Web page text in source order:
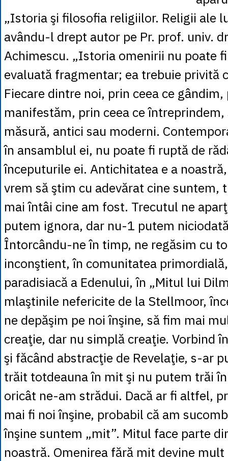
„Istoria şi filosofia religiilor. Religii ale
avându-l drept autor pe Pr. prof. univ.
Achimescu. „Istoria omenirii nu poate
evaluată fragmentar; ea trebuie privită
Fiecare dintre noi, prin ceea ce
manifestăm, prin ceea ce
măsură, antici sau moderni.
în ansamblul ei, nu poate fi ruptă de
începuturile ei. Antichitatea e a
vrem să ştim cu adevărat cine suntem,
mai întâi cine am fost. Trecutul ne
putem ignora, dar nu-1 putem
Întorcându-ne în timp, ne regăsim cu
inconştient, în comunitatea
paradisiacă a Edenului, în „Mitul lui
mlaştinile nefericite de la Stellmoor,
ne depăşim pe noi înşine, să fim mai
creaţie, dar nu simplă creaţie. Vorbind
şi făcând abstracţie de Revelaţie, s-ar
trăit totdeauna în mit şi nu putem trăi
oricât ne-am strădui. Dacă ar fi altfel,
mai fi noi înşine, probabil că am
înşine suntem „mit”. Mitul face parte
noastră. Omenirea fără mit devine mult